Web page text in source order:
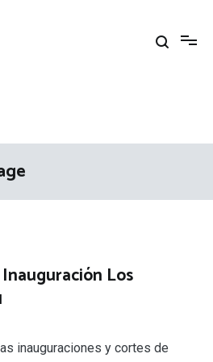
Los
inauguraciones y cortes de